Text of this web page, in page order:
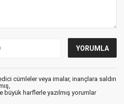
cümleler veya imalar, inançlara saldırı
büyük harflerle yazılmış yorumlar